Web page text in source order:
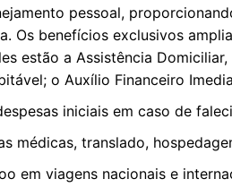
pessoal,
Os benefícios exclusivos
estão a Assistência
o Auxílio Financeiro
iniciais em caso de
médicas, translado,
em viagens nacionais e